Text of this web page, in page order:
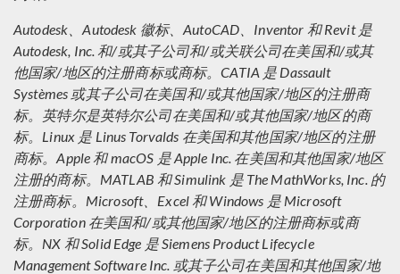
Autodesk、Autodesk 徽标、AutoCAD、Inventor 和 Revit 是
Autodesk, Inc. 和/或其子公司和/或关联公司在美国和/或其
他国家/地区的注册商标或商标。CATIA 是 Dassault
Systèmes 或其子公司在美国和/或其他国家/地区的注册商
标。英特尔是英特尔公司在美国和/或其他国家/地区的商
标。Linux 是 Linus Torvalds 在美国和其他国家/地区的注册
商标。Apple 和 macOS 是 Apple Inc. 在美国和其他国家/地区
注册的商标。MATLAB 和 Simulink 是 The MathWorks, Inc. 的
注册商标。Microsoft、Excel 和 Windows 是 Microsoft
Corporation 在美国和/或其他国家/地区的注册商标或商
标。NX 和 Solid Edge 是 Siemens Product Lifecycle
Management Software Inc. 或其子公司在美国和其他国家/地